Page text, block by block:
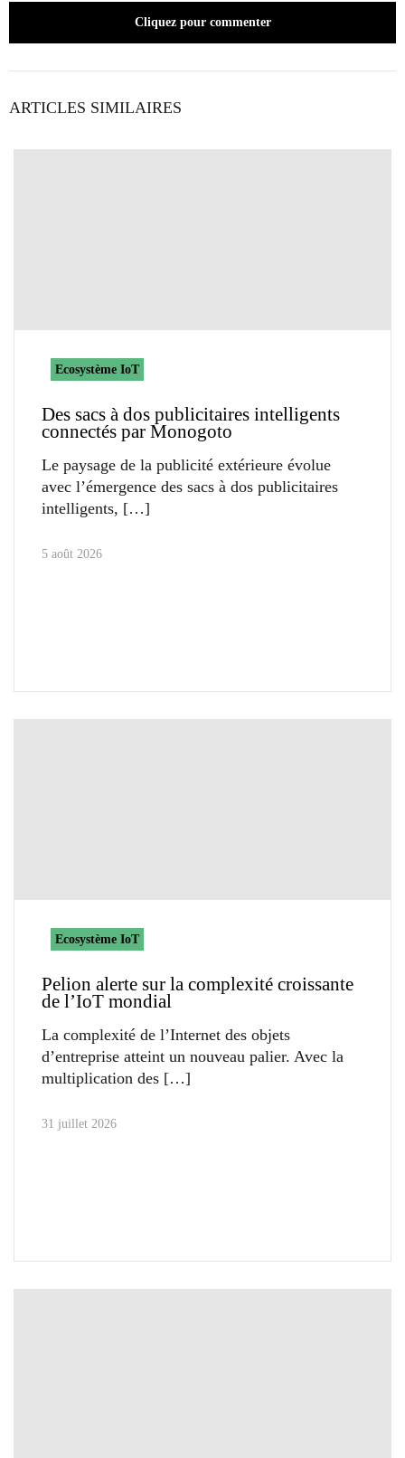
Cliquez pour commenter
ARTICLES SIMILAIRES
Ecosystème IoT
Des sacs à dos publicitaires intelligents
connectés par Monogoto
Le paysage de la publicité extérieure évolue
avec l’émergence des sacs à dos publicitaires
intelligents,
5 août 2026
Ecosystème IoT
Pelion alerte sur la complexité croissante
de l’IoT mondial
La complexité de l’Internet des objets
d’entreprise atteint un nouveau palier. Avec la
multiplication des
31 juillet 2026